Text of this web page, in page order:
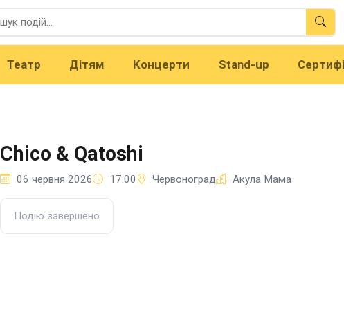
Театр Дітям Концерти Stand-up
Chico & Qatoshi
06 червня 2026 17:00 Червоноград Акула Мама
Подію завершено